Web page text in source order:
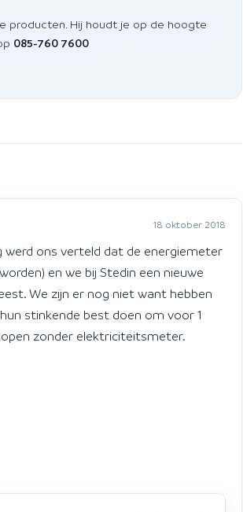
producten. Hij houdt je op de hoogte
085-760 7600
18 oktober 2018
werd ons verteld dat de energiemeter
en we bij Stedin een nieuwe
We zijn er nog niet want hebben
stinkende best doen om voor 1
zonder elektriciteitsmeter.